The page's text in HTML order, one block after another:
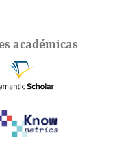
académicas